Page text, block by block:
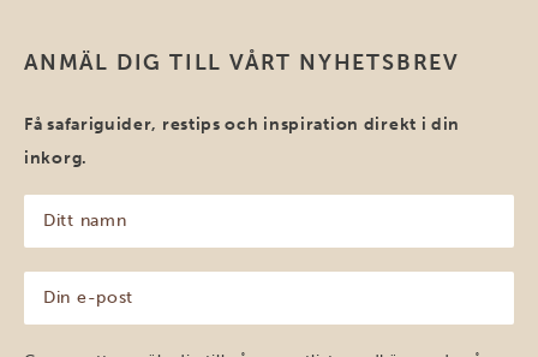
ANMÄL DIG TILL VÅRT NYHETSBREV
Få safariguider, restips och inspiration direkt i din
inkorg.
namn
(Obligatoriskt)
post